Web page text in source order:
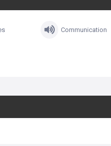
Communication